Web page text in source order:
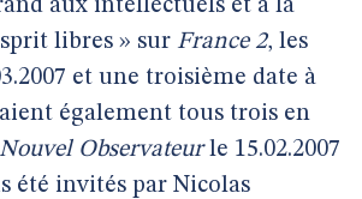
aux intellectuels et à la
libres » sur France 2, les
et une troisième date à
également tous trois en
Nouvel Observateurle 15.02.2007
été invités par Nicolas